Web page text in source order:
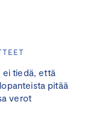
ei tiedä, että
pitää
verot